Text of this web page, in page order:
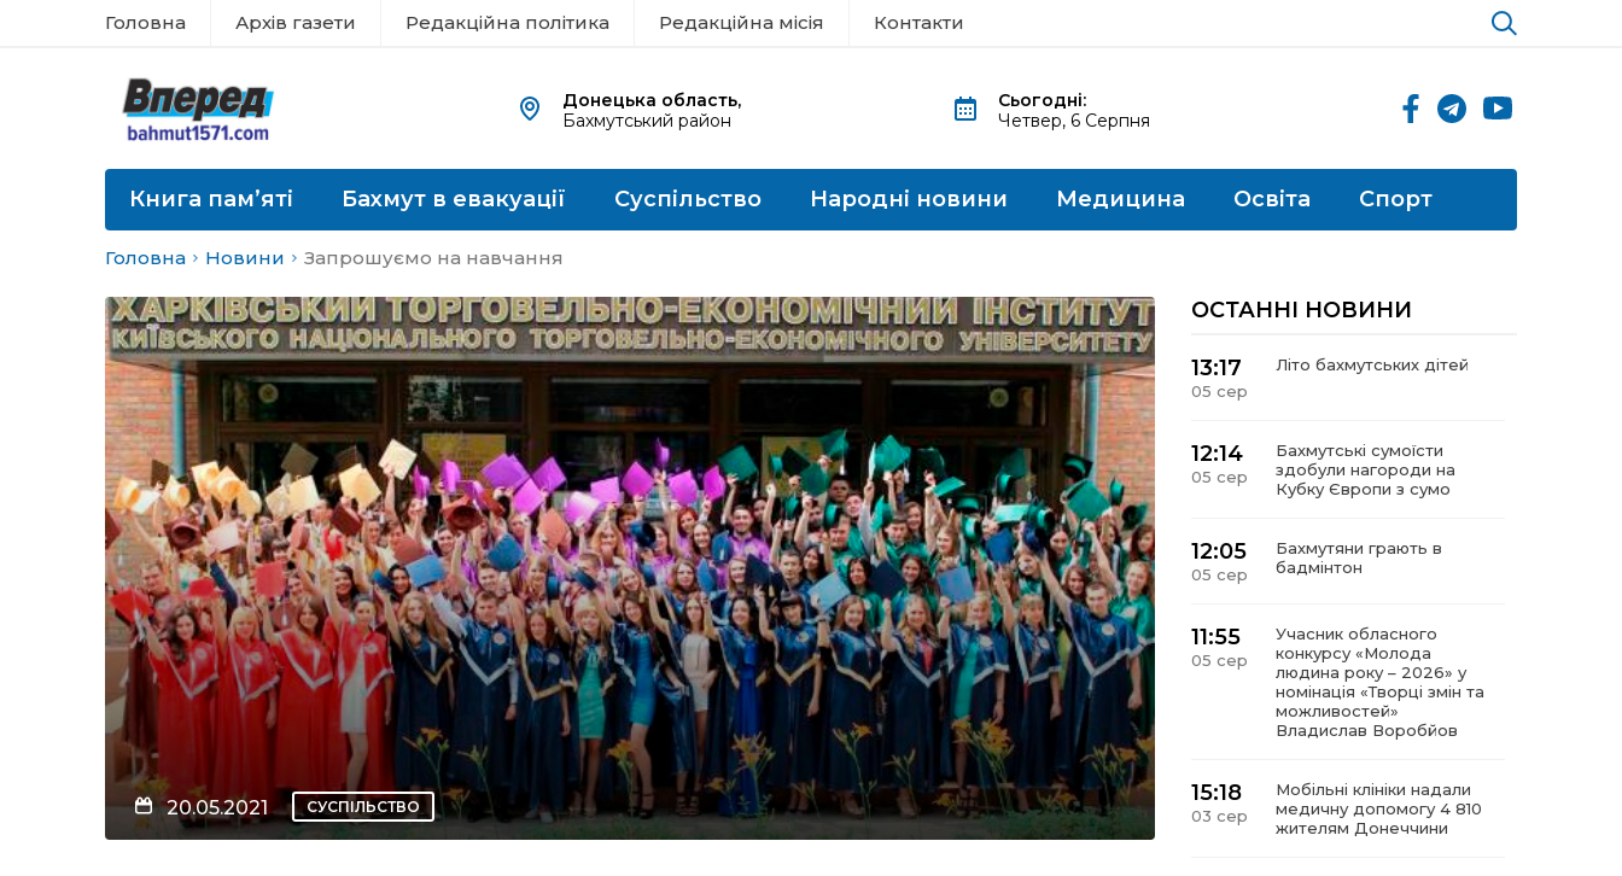
Головна Архів газети Редакційна політика Редакційна місія Контакти
Донецька область,
Бахмутський район
Сьогодні:
Четвер, 6 Серпня
Книга пам’яті Бахмут в евакуації Суспільство Народні новини Медицина Освіта Спорт
Головна Новини Запрошуємо на навчання
20.05.2021 СУСПІЛЬСТВО
ОСТАННІ НОВИНИ
13:17
05 сер
Літо бахмутських дітей
12:14
05 сер
Бахмутські сумоїсти
здобули нагороди на
Кубку Європи з сумо
12:05
05 сер
Бахмутяни грають в
бадмінтон
11:55
05 сер
Учасник обласного
конкурсу «Молода
людина року – 2026» у
номінація «Творці змін та
можливостей»
Владислав Воробйов
15:18
03 сер
Мобільні клініки надали
медичну допомогу 4 810
жителям Донеччини